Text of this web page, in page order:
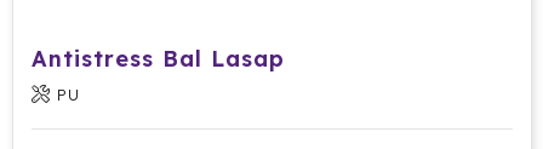
Klean Kanteen
Kodak
Antistress Bal Lasap
PU